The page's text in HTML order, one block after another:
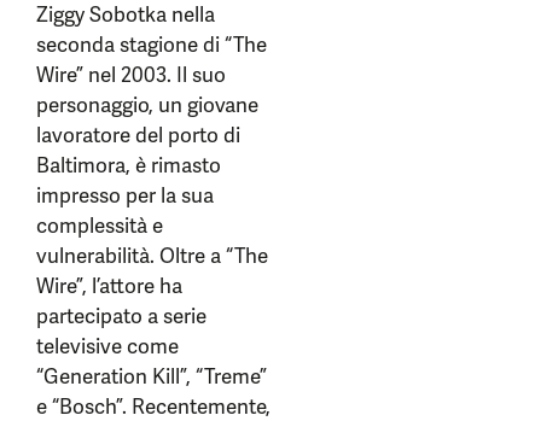
Ziggy Sobotka nella
seconda stagione di “The
Wire” nel 2003. Il suo
personaggio, un giovane
lavoratore del porto di
Baltimora, è rimasto
impresso per la sua
complessità e
vulnerabilità. Oltre a “The
Wire”, l’attore ha
partecipato a serie
televisive come
“Generation Kill”, “Treme”
e “Bosch”. Recentemente,